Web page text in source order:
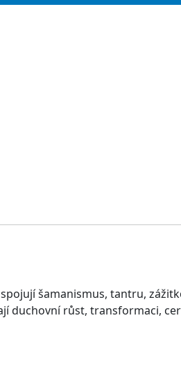
šamanismus, tantru,
duchovní růst, transformaci,